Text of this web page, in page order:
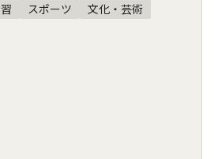
スポーツ 文化・芸術